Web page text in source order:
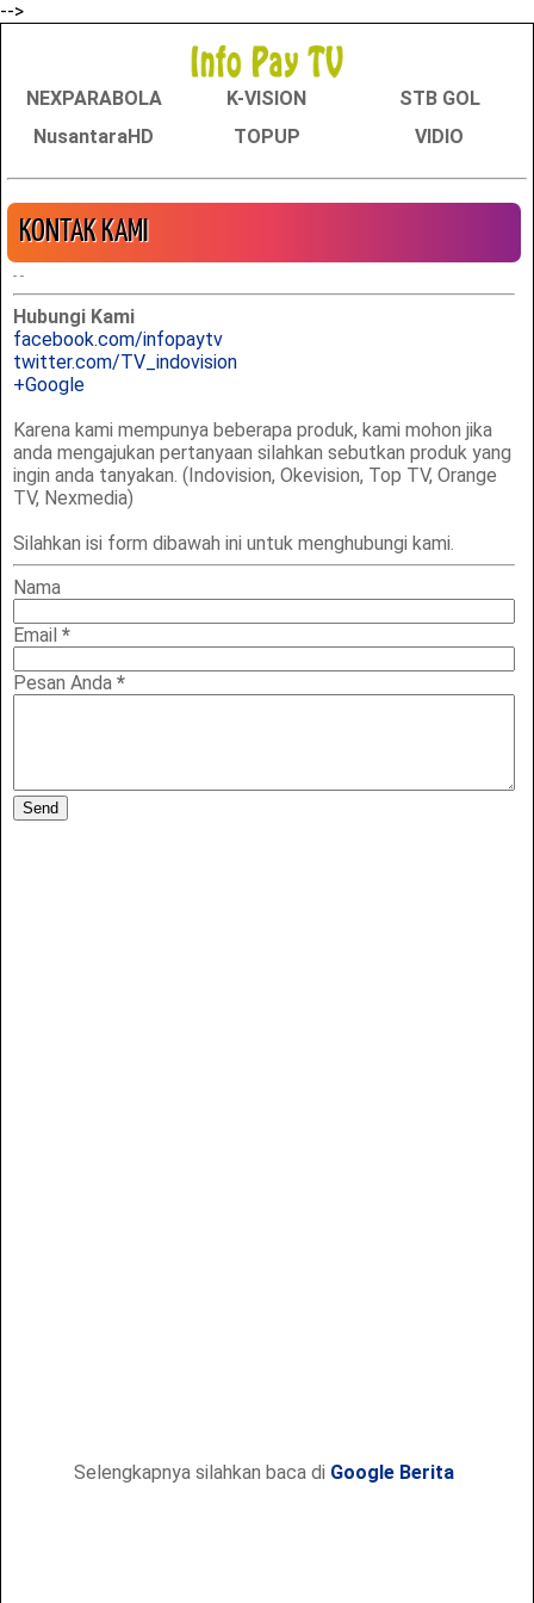
-->
NEXPARABOLA K-VISION
STB GOL
NusantaraHD
TOPUP VIDIO
KONTAK KAMI
- -
Hubungi Kami
facebook.com/infopaytv
twitter.com/TV_indovision
+Google
Karena kami mempunya beberapa produk, kami mohon jika
anda mengajukan pertanyaan silahkan sebutkan produk yang
ingin anda tanyakan. (Indovision, Okevision, Top TV, Orange
TV, Nexmedia)
Silahkan isi form dibawah ini untuk menghubungi kami.
Nama
Email*
Pesan Anda*
Selengkapnya silahkan baca di Google Berita